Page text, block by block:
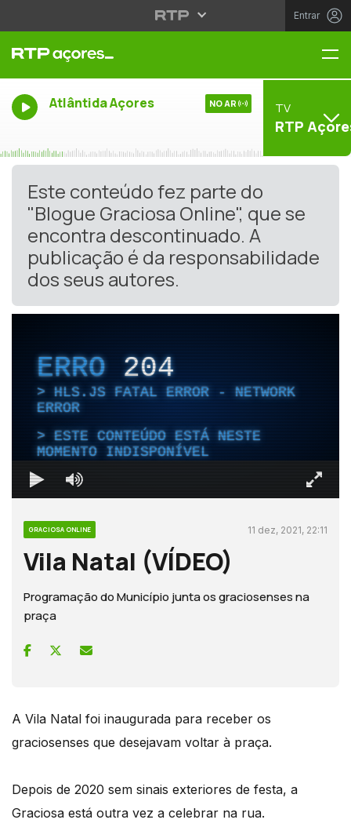
Entrar
Atlântida Açores NO AR TV
RTP
Este conteúdo fez parte do
"Blogue Graciosa Online", que se
encontra descontinuado. A
publicação é da responsabilidade
dos seus autores.
ERRO204
HLS.JS FATAL ERROR - NETWORK
ERROR
ESTE CONTEÚDO ESTÁ NESTE
MOMENTO INDISPONÍVEL
GRACIOSA ONLINE 11 dez, 2021, 22:11
Vila Natal (VÍDEO)
Programação do Município junta os graciosenses na
praça
A Vila Natal foi inaugurada para receber os
graciosenses que desejavam voltar à praça.
Depois de 2020 sem sinais exteriores de festa, a
Graciosa está outra vez a celebrar na rua.